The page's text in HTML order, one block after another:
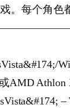
。每个角色
AMD Athlon
–